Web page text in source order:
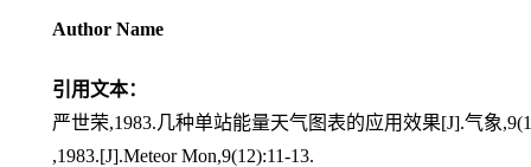
Author Name
引用文本：
严世荣,1983.几种单站能量天气图表的应用效果[J].气象
,1983.[J].Meteor Mon,9(12):11-13.